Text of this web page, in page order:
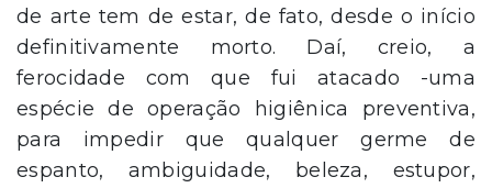
de arte tem de estar, de fato, desde o início
definitivamente morto. Daí, creio, a
ferocidade com que fui atacado -uma
espécie de operação higiênica preventiva,
para impedir que qualquer germe de
espanto, ambiguidade, beleza, estupor,